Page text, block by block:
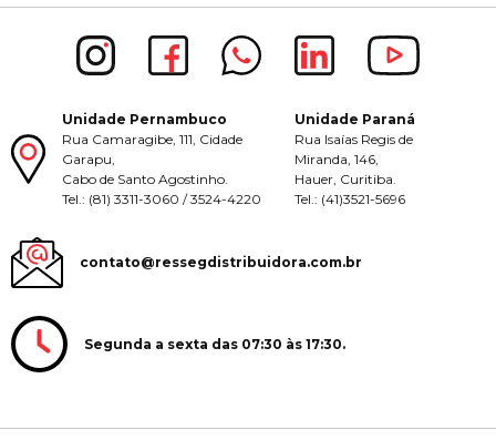
Unidade Pernambuco
Rua Camaragibe, 111, Cidade
Garapu,
Cabo de Santo Agostinho.
Tel.: (81) 3311-3060 / 3524-4220
Unidade Paraná
Rua Isaías Regis de
Miranda, 146,
Hauer, Curitiba.
Tel.: (41)3521-5696
contato@ressegdistribuidora.com.br
Segunda a sexta das 07:30 às 17:30.